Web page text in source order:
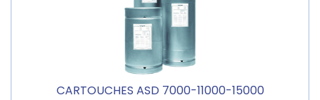
CARTOUCHES ASD 7000-11000-15000